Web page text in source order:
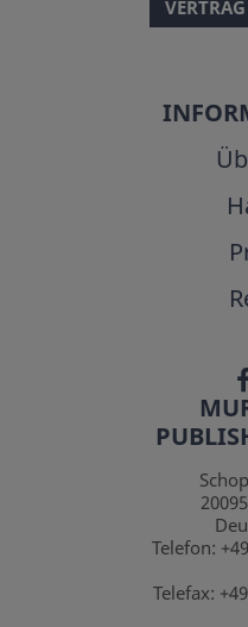
20095
Telefon:
Telefax: